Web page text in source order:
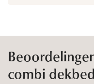
combi